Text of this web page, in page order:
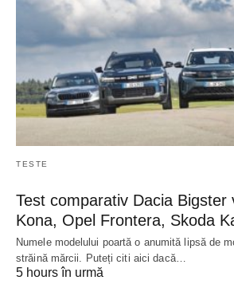
TESTE
Test comparativ Dacia Bigster
Kona, Opel Frontera, Skoda
Numele modelului poartă o anumită lipsă de
străină mărcii. Puteți citi aici dacă…
5 hours în urmă